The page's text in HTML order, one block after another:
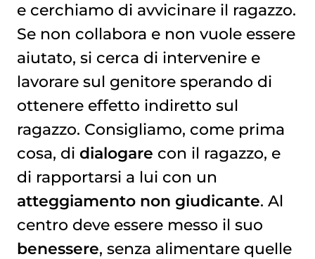
e cerchiamo di avvicinare il ragazzo.
Se non collabora e non vuole essere
aiutato, si cerca di intervenire e
lavorare sul genitore sperando di
ottenere effetto indiretto sul
ragazzo. Consigliamo, come prima
cosa, di dialogare con il ragazzo, e
di rapportarsi a lui con un
atteggiamento non giudicante. Al
centro deve essere messo il suo
benessere, senza alimentare quelle